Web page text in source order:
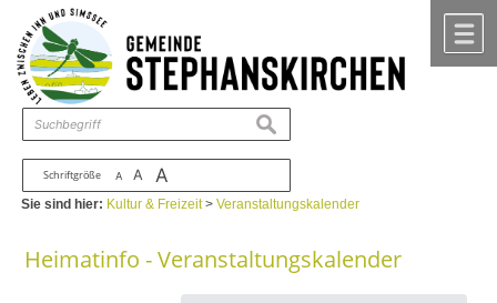
Zum Inhalt ,zur Navigation
Schriftgröße A A A
suchen
Sie sind hier: Kultur & Freizeit>Veranstaltungskalender
Heimatinfo - Veranstaltungskalender